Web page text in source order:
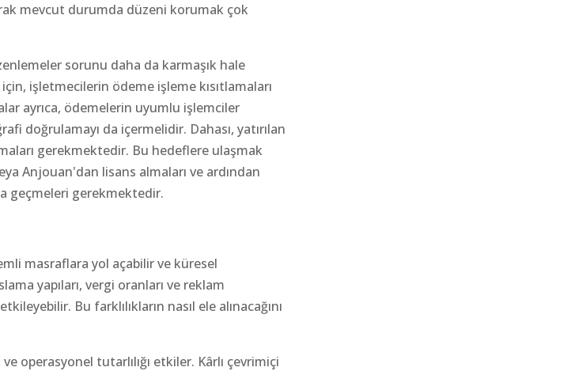
mevcut durumda düzeni korumak çok
sorunu daha da karmaşık hale
işletmecilerin ödeme işleme kısıtlamaları
ayrıca, ödemelerin uyumlu işlemciler
doğrulamayı da içermelidir. Dahası, yatırılan
gerekmektedir. Bu hedeflere ulaşmak
Anjouan'dan lisans almaları ve ardından
geçmeleri gerekmektedir.
masraflara yol açabilir ve küresel
yapıları, vergi oranları ve reklam
Bu farklılıkların nasıl ele alınacağını
operasyonel tutarlılığı etkiler. Kârlı çevrimiçi